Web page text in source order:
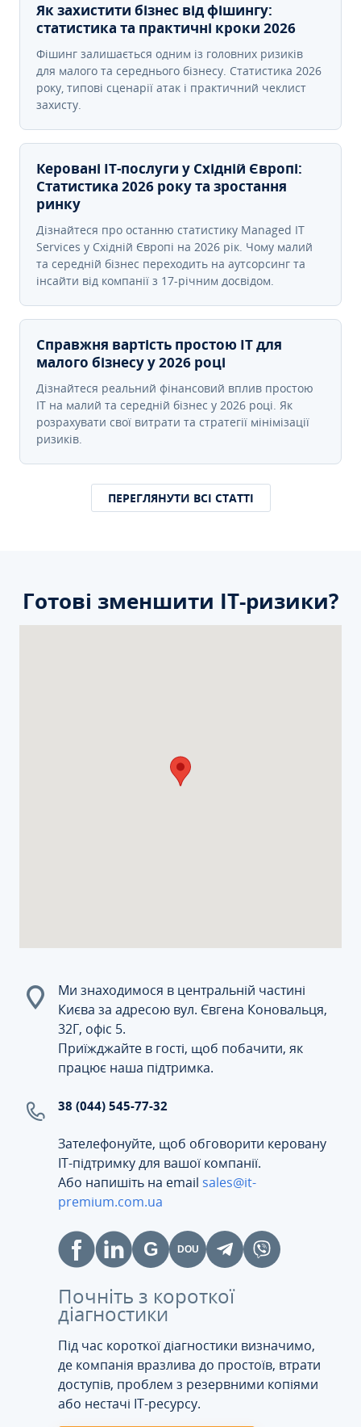
Як захистити бізнес від фішингу:
статистика та практичні кроки 2026
Фішинг залишається одним із головних ризиків
для малого та середнього бізнесу. Статистика 2026
року, типові сценарії атак і практичний чеклист
захисту.
Керовані ІТ-послуги у Східній Європі:
Статистика 2026 року та зростання
ринку
Дізнайтеся про останню статистику Managed IT
Services у Східній Європі на 2026 рік. Чому малий
та середній бізнес переходить на аутсорсинг та
інсайти від компанії з 17-річним досвідом.
Справжня вартість простою IT для
малого бізнесу у 2026 році
Дізнайтеся реальний фінансовий вплив простою
IT на малий та середній бізнес у 2026 році. Як
розрахувати свої витрати та стратегії мінімізації
ризиків.
ПЕРЕГЛЯНУТИ ВСІ СТАТТІ
Готові зменшити ІТ-ризики?
Ми знаходимося в центральній частині
Києва за адресою вул. Євгена Коновальця,
32Г, офіс 5.
Приїжджайте в гості, щоб побачити, як
працює наша підтримка.
38 (044) 545-77-32
Зателефонуйте, щоб обговорити керовану
ІТ-підтримку для вашої компанії.
Або напишіть на email sales@it-
premium.com.ua
Почніть з короткої
діагностики
Під час короткої діагностики визначимо,
де компанія вразлива до простоїв, втрати
доступів, проблем з резервними копіями
або нестачі IT-ресурсу.